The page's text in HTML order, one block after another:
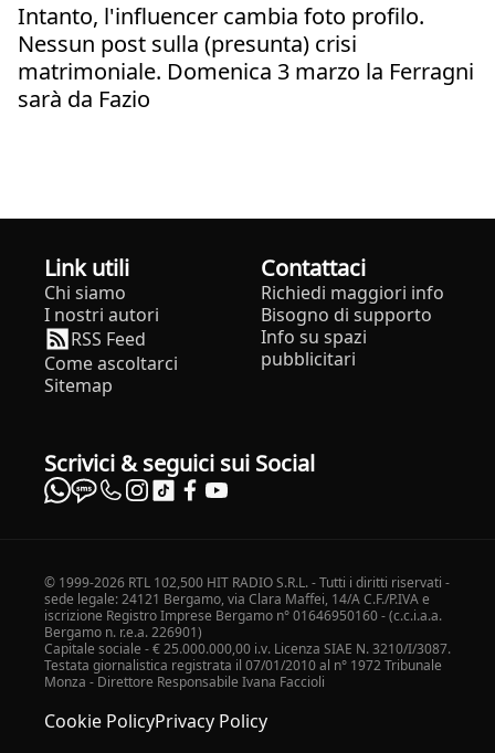
Intanto, l'influencer cambia foto profilo.
Nessun post sulla (presunta) crisi
matrimoniale. Domenica 3 marzo la Ferragni
sarà da Fazio
Link utili
Chi siamo
I nostri autori
RSS Feed
Come ascoltarci
Sitemap
Contattaci
Richiedi maggiori info
Bisogno di supporto
Info su spazi
pubblicitari
Scrivici & seguici sui Social
© 1999-2026 RTL 102,500 HIT RADIO S.R.L. - Tutti i diritti riservati -
sede legale: 24121 Bergamo, via Clara Maffei, 14/A C.F./P.IVA e
iscrizione Registro Imprese Bergamo n° 01646950160 - (c.c.i.a.a.
Bergamo n. r.e.a. 226901)
Capitale sociale - € 25.000.000,00 i.v. Licenza SIAE N. 3210/I/3087.
Testata giornalistica registrata il 07/01/2010 al n° 1972 Tribunale
Monza - Direttore Responsabile Ivana Faccioli
Cookie PolicyPrivacy Policy